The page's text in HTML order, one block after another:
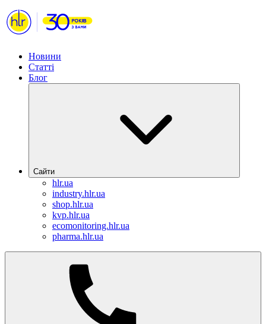
Новини
Статті
Блог
Сайти
hlr.ua
industry.hlr.ua
shop.hlr.ua
kvp.hlr.ua
ecomonitoring.hlr.ua
pharma.hlr.ua